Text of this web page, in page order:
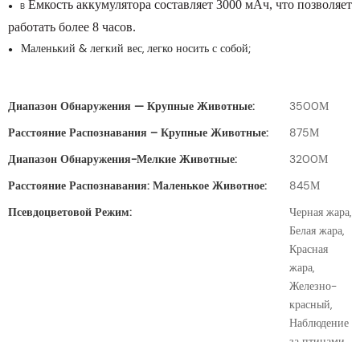
● B Емкость аккумулятора составляет 3000 мАч, что позволяет
работать более 8 часов.
● Маленький & легкий вес, легко носить с собой;
Диапазон Обнаружения — Крупные Животные:
3500М
Расстояние Распознавания – Крупные Животные:
875М
Диапазон Обнаружения-Мелкие Животные:
3200М
Расстояние Распознавания: Маленькое Животное:
845М
Псевдоцветовой Режим:
Черная жара,
Белая жара,
Красная
жара,
Железно-
красный,
Наблюдение